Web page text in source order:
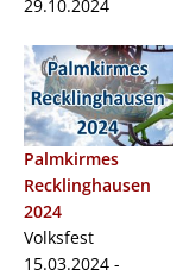
29.10.2024
Palmkirmes
Recklinghausen
2024
Volksfest
15.03.2024 -